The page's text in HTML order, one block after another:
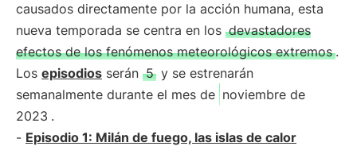
causados directamente por la acción humana, esta
nueva temporada se centra en los devastadores
efectos de los fenómenos meteorológicos extremos .
Los episodios serán 5 y se estrenarán
semanalmente durante el mes de noviembre de
2023 .
- Episodio 1: Milán de fuego, las islas de calor